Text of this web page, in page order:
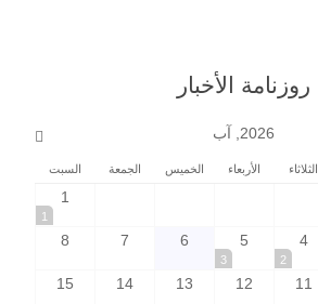
روزنامة الأخبار
2026, آب
الثلاثاء الأربعاء الخميس الجمعة السبت
1
1
4
2
5
3
6
7
8
11
12
13
14
15